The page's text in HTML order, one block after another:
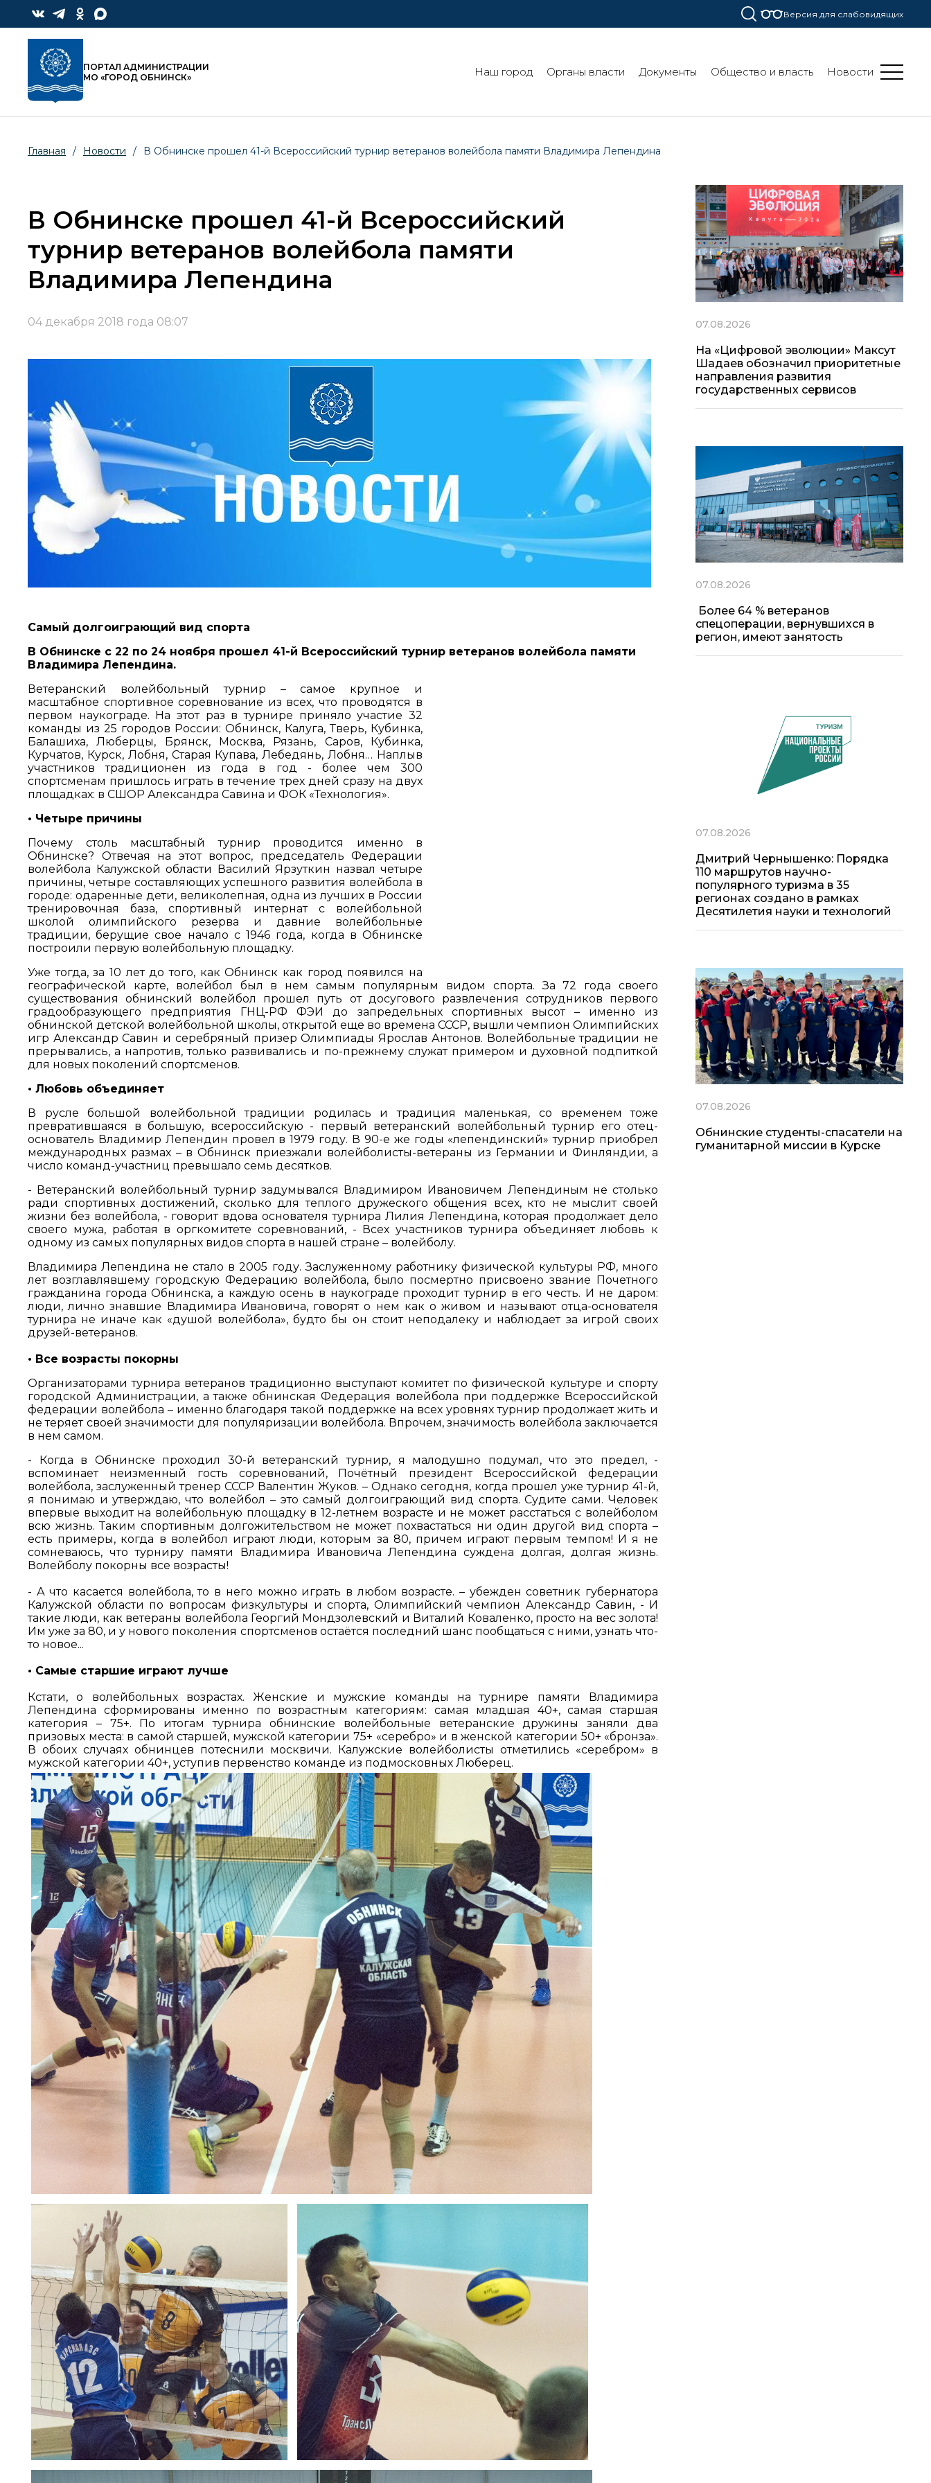
Версия для слабовидящих
ПОРТАЛ АДМИНИСТРАЦИИ
МО «ГОРОД ОБНИНСК»
Наш город Органы власти Документы Общество и власть Новости
Главная / Новости / В Обнинске прошел 41-й Всероссийский турнир ветеранов волейбола памяти Владимира Лепендина
В Обнинске прошел 41-й Всероссийский
турнир ветеранов волейбола памяти
Владимира Лепендина
04 декабря 2018 года 08:07
Самый долгоиграющий вид спорта
В Обнинске с 22 по 24 ноября прошел 41-й Всероссийский турнир ветеранов волейбола памяти
Владимира Лепендина.
Ветеранский волейбольный турнир – самое крупное и
масштабное спортивное соревнование из всех, что проводятся в
первом наукограде. На этот раз в турнире приняло участие 32
команды из 25 городов России: Обнинск, Калуга, Тверь, Кубинка,
Балашиха, Люберцы, Брянск, Москва, Рязань, Саров, Кубинка,
Курчатов, Курск, Лобня, Старая Купава, Лебедянь, Лобня… Наплыв
участников традиционен из года в год - более чем 300
спортсменам пришлось играть в течение трех дней сразу на двух
площадках: в СШОР Александра Савина и ФОК «Технология».
• Четыре причины
Почему столь масштабный турнир проводится именно в
Обнинске? Отвечая на этот вопрос, председатель Федерации
волейбола Калужской области Василий Ярзуткин назвал четыре
причины, четыре составляющих успешного развития волейбола в
городе: одаренные дети, великолепная, одна из лучших в России
тренировочная база, спортивный интернат с волейбольной
школой олимпийского резерва и давние волейбольные
традиции, берущие свое начало с 1946 года, когда в Обнинске
построили первую волейбольную площадку.
Уже тогда, за 10 лет до того, как Обнинск как город появился на
географической карте, волейбол был в нем самым популярным видом спорта. За 72 года своего
существования обнинский волейбол прошел путь от досугового развлечения сотрудников первого
градообразующего предприятия ГНЦ-РФ ФЭИ до запредельных спортивных высот – именно из
обнинской детской волейбольной школы, открытой еще во времена СССР, вышли чемпион Олимпийских
игр Александр Савин и серебряный призер Олимпиады Ярослав Антонов. Волейбольные традиции не
прерывались, а напротив, только развивались и по-прежнему служат примером и духовной подпиткой
для новых поколений спортсменов.
• Любовь объединяет
В русле большой волейбольной традиции родилась и традиция маленькая, со временем тоже
превратившаяся в большую, всероссийскую - первый ветеранский волейбольный турнир его отец-
основатель Владимир Лепендин провел в 1979 году. В 90-е же годы «лепендинский» турнир приобрел
международных размах – в Обнинск приезжали волейболисты-ветераны из Германии и Финляндии, а
число команд-участниц превышало семь десятков.
- Ветеранский волейбольный турнир задумывался Владимиром Ивановичем Лепендиным не столько
ради спортивных достижений, сколько для теплого дружеского общения всех, кто не мыслит своей
жизни без волейбола, - говорит вдова основателя турнира Лилия Лепендина, которая продолжает дело
своего мужа, работая в оргкомитете соревнований, - Всех участников турнира объединяет любовь к
одному из самых популярных видов спорта в нашей стране – волейболу.
Владимира Лепендина не стало в 2005 году. Заслуженному работнику физической культуры РФ, много
лет возглавлявшему городскую Федерацию волейбола, было посмертно присвоено звание Почетного
гражданина города Обнинска, а каждую осень в наукограде проходит турнир в его честь. И не даром:
люди, лично знавшие Владимира Ивановича, говорят о нем как о живом и называют отца-основателя
турнира не иначе как «душой волейбола», будто бы он стоит неподалеку и наблюдает за игрой своих
друзей-ветеранов.
• Все возрасты покорны
Организаторами турнира ветеранов традиционно выступают комитет по физической культуре и спорту
городской Администрации, а также обнинская Федерация волейбола при поддержке Всероссийской
федерации волейбола – именно благодаря такой поддержке на всех уровнях турнир продолжает жить и
не теряет своей значимости для популяризации волейбола. Впрочем, значимость волейбола заключается
в нем самом.
- Когда в Обнинске проходил 30-й ветеранский турнир, я малодушно подумал, что это предел, -
вспоминает неизменный гость соревнований, Почётный президент Всероссийской федерации
волейбола, заслуженный тренер СССР Валентин Жуков. – Однако сегодня, когда прошел уже турнир 41-й,
я понимаю и утверждаю, что волейбол – это самый долгоиграющий вид спорта. Судите сами. Человек
впервые выходит на волейбольную площадку в 12-летнем возрасте и не может расстаться с волейболом
всю жизнь. Таким спортивным долгожительством не может похвастаться ни один другой вид спорта –
есть примеры, когда в волейбол играют люди, которым за 80, причем играют первым темпом! И я не
сомневаюсь, что турниру памяти Владимира Ивановича Лепендина суждена долгая, долгая жизнь.
Волейболу покорны все возрасты!
- А что касается волейбола, то в него можно играть в любом возрасте. – убежден советник губернатора
Калужской области по вопросам физкультуры и спорта, Олимпийский чемпион Александр Савин, - И
такие люди, как ветераны волейбола Георгий Мондзолевский и Виталий Коваленко, просто на вес золота!
Им уже за 80, и у нового поколения спортсменов остаётся последний шанс пообщаться с ними, узнать что-
то новое...
• Самые старшие играют лучше
Кстати, о волейбольных возрастах. Женские и мужские команды на турнире памяти Владимира
Лепендина сформированы именно по возрастным категориям: самая младшая 40+, самая старшая
категория – 75+. По итогам турнира обнинские волейбольные ветеранские дружины заняли два
призовых места: в самой старшей, мужской категории 75+ «серебро» и в женской категории 50+ «бронза».
В обоих случаях обнинцев потеснили москвичи. Калужские волейболисты отметились «серебром» в
мужской категории 40+, уступив первенство команде из подмосковных Люберец.
07.08.2026
На «Цифровой эволюции» Максут
Шадаев обозначил приоритетные
направления развития
государственных сервисов
07.08.2026
Более 64 % ветеранов
спецоперации, вернувшихся в
регион, имеют занятость
07.08.2026
Дмитрий Чернышенко: Порядка
110 маршрутов научно-
популярного туризма в 35
регионах создано в рамках
Десятилетия науки и технологий
07.08.2026
Обнинские студенты-спасатели на
гуманитарной миссии в Курске